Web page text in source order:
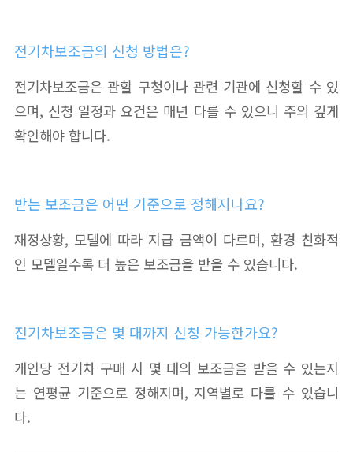
전기차보조금의 신청 방법은?
전기차보조금은 관할 구청이나 관련 기관에 신청할 수 있
으며, 신청 일정과 요건은 매년 다를 수 있으니 주의 깊게
확인해야 합니다.
받는 보조금은 어떤 기준으로 정해지나요?
재정상황, 모델에 따라 지급 금액이 다르며, 환경 친화적
인 모델일수록 더 높은 보조금을 받을 수 있습니다.
전기차보조금은 몇 대까지 신청 가능한가요?
개인당 전기차 구매 시 몇 대의 보조금을 받을 수 있는지
는 연평균 기준으로 정해지며, 지역별로 다를 수 있습니
다.